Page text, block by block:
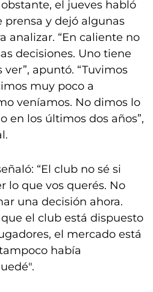
el jueves habló
prensa y dejó algunas
analizar. “En caliente no
decisiones. Uno tiene
apuntó. “Tuvimos
muy poco a
veníamos. No dimos lo
en los últimos dos años”,
“El club no sé si
lo que vos querés. No
una decisión ahora.
el club está dispuesto
el mercado está
había